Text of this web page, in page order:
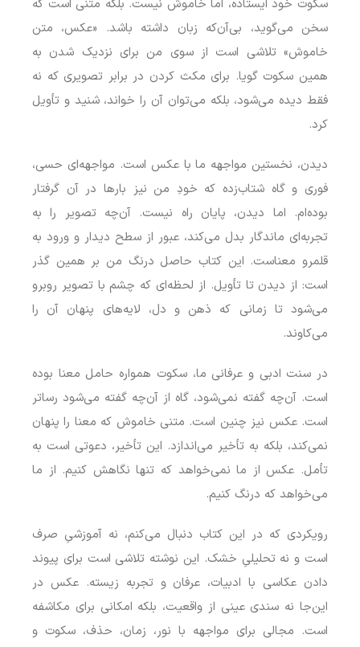
سکوت خود ایستاده، اما خاموش نیست. بلکه متنی است که
سخن می‌گوید، بی‌آن‌که زبان داشته باشد. «عکس، متن
خاموش» تلاشی است از سوی من برای نزدیک شدن به
همین سکوت گویا. برای مکث کردن در برابر تصویری که نه
فقط دیده می‌شود، بلکه می‌توان آن را خواند، شنید و تأویل
کرد.
دیدن، نخستین مواجهه ما با عکس است. مواجهه‌ای حسی،
فوری و گاه شتاب‌زده که خودِ من نیز بارها در آن گرفتار
بوده‌ام. اما دیدن، پایان راه نیست. آن‌چه تصویر را به
تجربه‌ای ماندگار بدل می‌کند، عبور از سطح دیدار و ورود به
قلمرو معناست. این کتاب حاصل درنگ من بر همین گذر
است: از دیدن تا تأویل. از لحظه‌ای که چشم با تصویر روبرو
می‌شود تا زمانی که ذهن و دل، لایه‌های پنهان آن را
می‌کاوند.
در سنت ادبی و عرفانی ما، سکوت همواره حامل معنا بوده
است. آن‌چه گفته نمی‌شود، گاه از آن‌چه گفته می‌شود رساتر
است. عکس نیز چنین است. متنی خاموش که معنا را پنهان
نمی‌کند، بلکه به تأخیر می‌اندازد. این تأخیر، دعوتی است به
تأمل. عکس از ما نمی‌خواهد که تنها نگاهش کنیم. از ما
می‌خواهد که درنگ کنیم.
رویکردی که در این کتاب دنبال می‌کنم، نه آموزشیِ صرف
است و نه تحلیلیِ خشک. این نوشته تلاشی است برای پیوند
دادن عکاسی با ادبیات، عرفان و تجربه زیسته. عکس در
این‌جا نه سندی عینی از واقعیت، بلکه امکانی برای مکاشفه
است. مجالی برای مواجهه با نور، زمان، حذف، سکوت و